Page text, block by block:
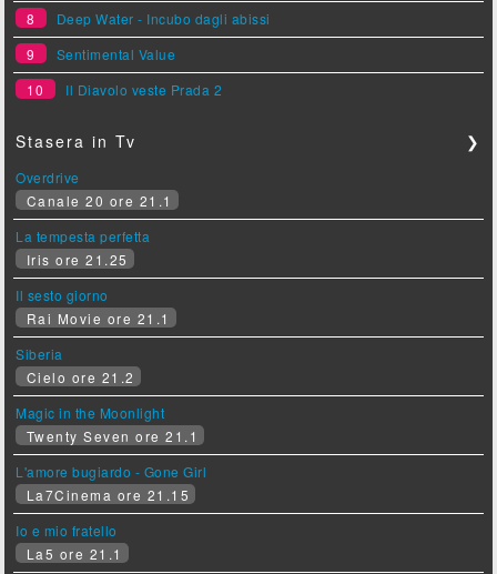
8
Deep Water - Incubo dagli abissi
9
Sentimental Value
10
Il Diavolo veste Prada 2
Stasera in Tv ❯
Overdrive
Canale 20 ore 21.1
La tempesta perfetta
Iris ore 21.25
Il sesto giorno
Rai Movie ore 21.1
Siberia
Cielo ore 21.2
Magic in the Moonlight
Twenty Seven ore 21.1
L'amore bugiardo - Gone Girl
La7Cinema ore 21.15
Io e mio fratello
La5 ore 21.1